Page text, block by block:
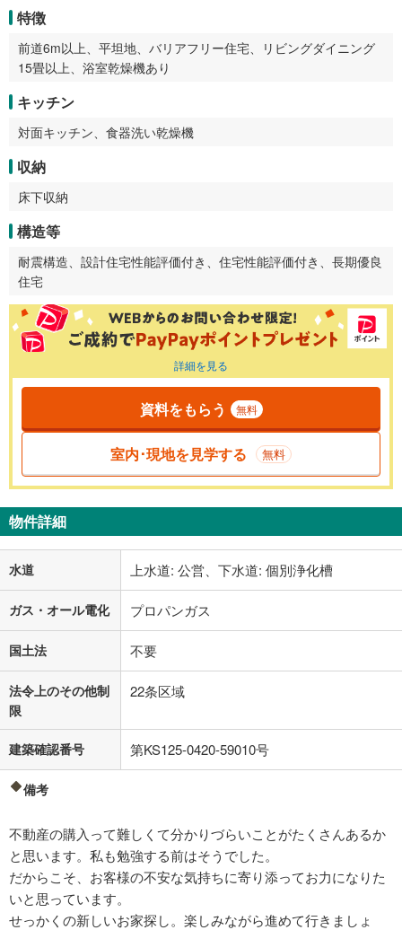
特徴
前道6m以上、平坦地、バリアフリー住宅、リビングダイニング
15畳以上、浴室乾燥機あり
キッチン
対面キッチン、食器洗い乾燥機
収納
床下収納
構造等
耐震構造、設計住宅性能評価付き、住宅性能評価付き、長期優良
住宅
詳細を見る
資料をもらう 無料
室内･現地を見学する 無料
物件詳細
水道 上水道: 公営、下水道: 個別浄化槽
ガス・オール電化 プロパンガス
国土法 不要
法令上のその他制
限
22条区域
建築確認番号 第KS125-0420-59010号
備考
不動産の購入って難しくて分かりづらいことがたくさんあるか
と思います。私も勉強する前はそうでした。
だからこそ、お客様の不安な気持ちに寄り添ってお力になりた
いと思っています。
せっかくの新しいお家探し。楽しみながら進めて行きましょ